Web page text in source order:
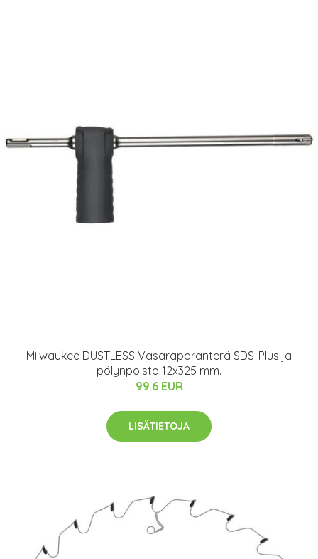
Milwaukee DUSTLESS Vasaraporanterä SDS-Plus ja
pölynpoisto 12x325 mm.
99.6 EUR
LISÄTIETOJA